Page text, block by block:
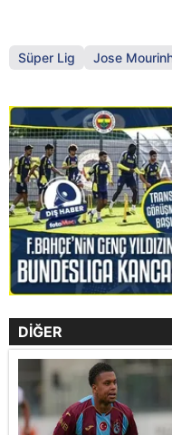
Süper Lig Jose
DİĞER